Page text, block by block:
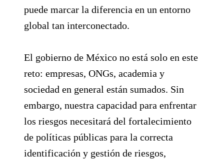
puede marcar la diferencia en un entorno
global tan interconectado.
El gobierno de México no está solo en este
reto: empresas, ONGs, academia y
sociedad en general están sumados. Sin
embargo, nuestra capacidad para enfrentar
los riesgos necesitará del fortalecimiento
de políticas públicas para la correcta
identificación y gestión de riesgos,